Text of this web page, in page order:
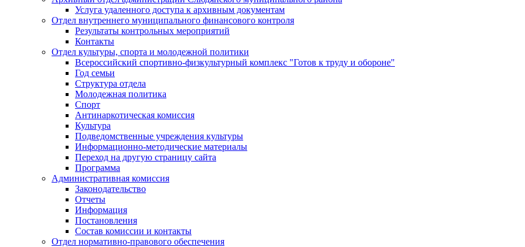
Услуга удаленного доступа к архивным документам
Отдел внутреннего муниципального финансового контроля
Результаты контрольных мероприятий
Контакты
Отдел культуры, спорта и молодежной политики
Всероссийский спортивно-физкультурный комплекс "Готов к труду и обороне"
Год семьи
Структура отдела
Молодежная политика
Спорт
Антинаркотическая комиссия
Культура
Подведомственные учреждения культуры
Информационно-методические материалы
Переход на другую страницу сайта
Программа
Административная комиссия
Законодательство
Отчеты
Информация
Постановления
Состав комиссии и контакты
Отдел нормативно-правового обеспечения